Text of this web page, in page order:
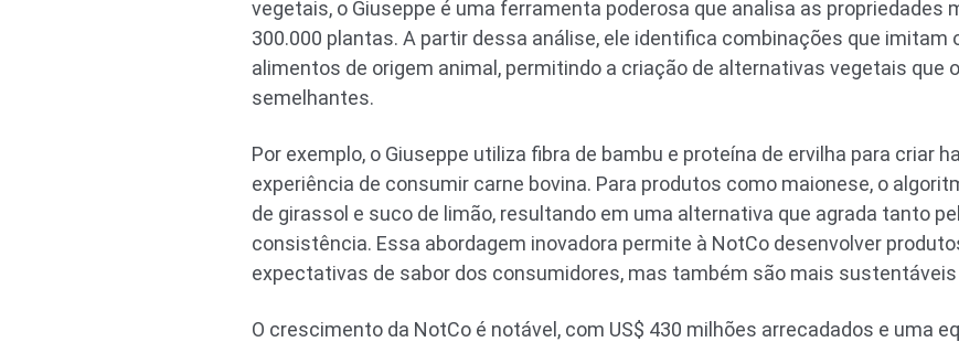
vegetais, o Giuseppe é uma ferramenta poderosa que analisa as propriedades
300.000 plantas. A partir dessa análise, ele identifica combinações que imitam
alimentos de origem animal, permitindo a criação de alternativas vegetais que
semelhantes.
Por exemplo, o Giuseppe utiliza fibra de bambu e proteína de ervilha para criar
experiência de consumir carne bovina. Para produtos como maionese, o
de girassol e suco de limão, resultando em uma alternativa que agrada tanto
consistência. Essa abordagem inovadora permite à NotCo desenvolver
expectativas de sabor dos consumidores, mas também são mais
O crescimento da NotCo é notável, com US$ 430 milhões arrecadados e uma